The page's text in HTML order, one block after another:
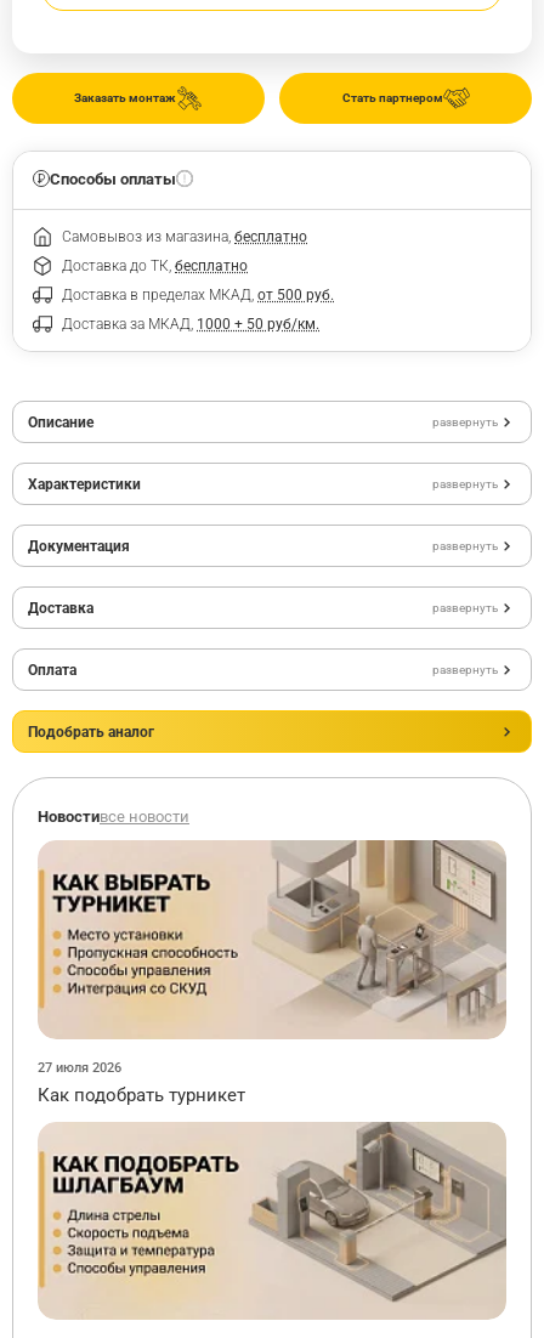
Стать партнером
Заказать монтаж
Способы оплаты
Самовывоз из магазина, бесплатно
Доставка до ТК, бесплатно
Доставка в пределах МКАД, от 500 руб.
Доставка за МКАД, 1000 + 50 руб/км.
Описание развернуть
Характеристики развернуть
Документация развернуть
Доставка развернуть
Оплата развернуть
Подобрать аналог
Новостивсе новости
27 июля 2026
Как подобрать турникет